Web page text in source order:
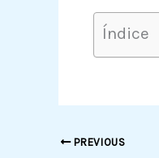
Índice
PREVIOUS